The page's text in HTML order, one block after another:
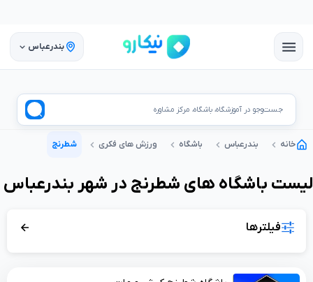
بندرعباس
جست‌وجو در آموزشگاه، باشگاه، مرکز مشاوره
خانه بندرعباس باشگاه ورزش های فکری شطرنج
لیست باشگاه های شطرنج در شهربندرعباس
فیلترها